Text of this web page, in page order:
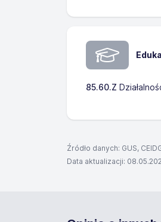
85.60.Z
Źródło danych: GUS,
Data aktualizacji: